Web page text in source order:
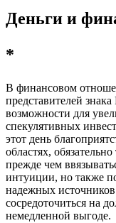
Деньги и
*
В финансовом
представителей
возможности для
спекулятивных
этот день
областях,
прежде чем
интуиции, но также
надежных
сосредоточиться на
немедленной выгоде.